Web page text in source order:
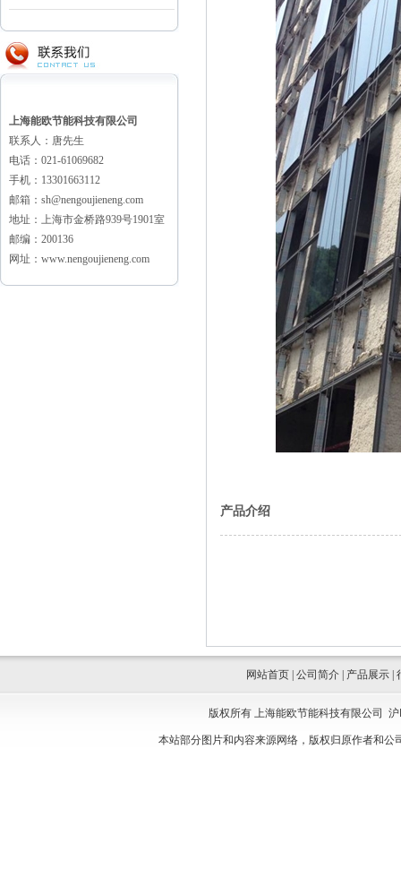
上海能欧节能科技有限公司
联系人：唐先生
电话：021-61069682
手机：13301663112
邮箱：sh@nengoujieneng.com
地址：上海市金桥路939号1901室
邮编：200136
网址：www.nengoujieneng.com
产品介绍
网站首页 公司简介 产品展示
版权所有 上海能欧节能科技有限公司
本站部分图片和内容来源网络，版权归原作者和